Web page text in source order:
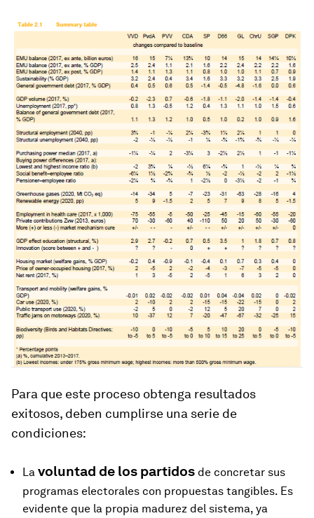
Para que este proceso obtenga resultados
exitosos, deben cumplirse una serie de
condiciones:
La voluntad de los partidos de concretar sus
programas electorales con propuestas tangibles. Es
evidente que la propia madurez del sistema, ya